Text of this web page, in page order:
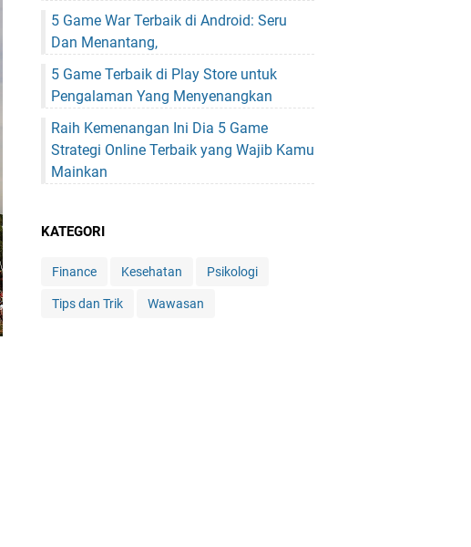
5 Game War Terbaik di Android: Seru
Dan Menantang,
5 Game Terbaik di Play Store untuk
Pengalaman Yang Menyenangkan
Raih Kemenangan Ini Dia 5 Game
Strategi Online Terbaik yang Wajib Kamu
Mainkan
KATEGORI
Finance Kesehatan Psikologi
Tips dan Trik Wawasan